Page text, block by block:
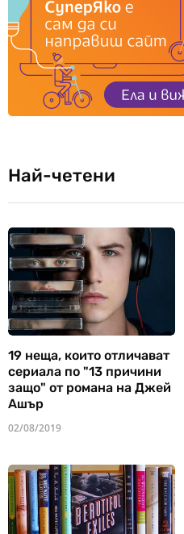
Най-четени
19 неща, които отличават
сериала по "13 причини
защо" от романа на Джей
Ашър
02/08/2019